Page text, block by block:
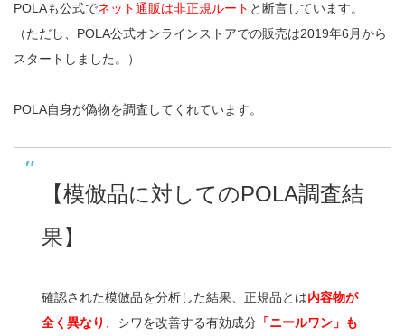
POLAも公式でネット通販は非正規ルート と断言しています。
（ただし、POLA公式オンラインストアでの販売は2019年6月から
スタートしました。）
POLA自身が偽物を調査してくれています。
【模倣品に対してのPOLA調査結
果】
確認された模倣品を分析した結果、正規品とは内容物が
全く異なり 、シワを改善する有効成分 「ニールワン」も